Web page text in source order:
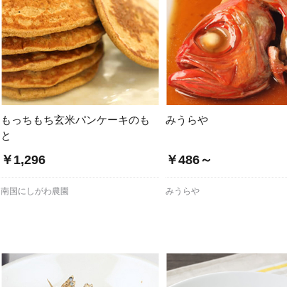
もっちもち玄米パンケーキのも
と
￥1,296
南国にしがわ農園
みうらや
￥486～
みうらや